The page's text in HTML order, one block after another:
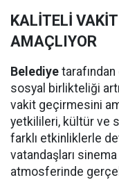
KALİTELİ
AMAÇLIYOR
Belediye
sosyal birlikteliği
vakit geçirmesini
yetkilileri, kültür ve
farklı etkinliklerle
vatandaşları
atmosferinde